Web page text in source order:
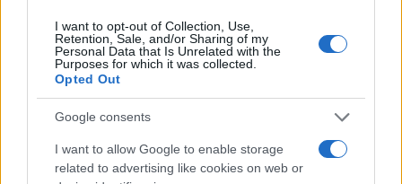
I want to opt-out of Collection, Use,
Retention, Sale, and/or Sharing of my
Personal Data that Is Unrelated with the
Purposes for which it was collected.
Opted Out
Google consents
I want to allow Google to enable storage
related to advertising like cookies on web or
A valamiért járványügyben is egyre aktívabb
(ál)szakértőként feltűnő megmondóember,
baloldali celebközgazdász Pogátsa Zoltán
nem mulasztott el posztolni egy képet
Sztálin ledöntött szobráról, ezzel gondolva
legitimizálni azt, ami hetek óta zajlik Nyugat-
Európában és Amerikában. Nem hiszem, hogy